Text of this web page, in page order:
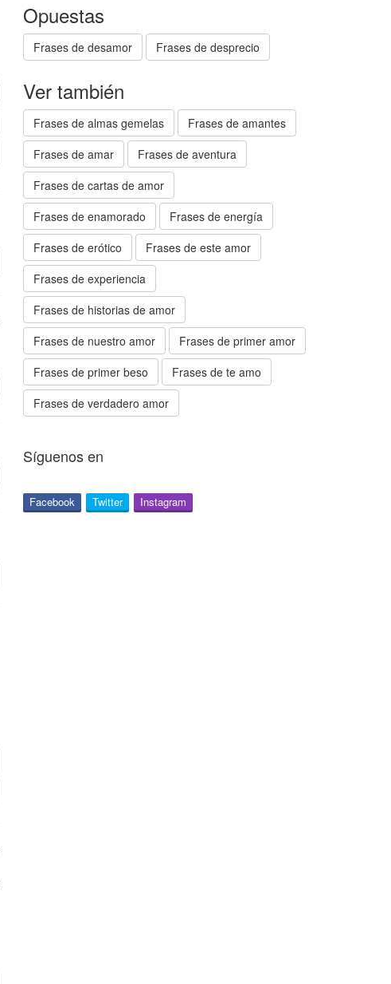
Opuestas
Frases de desamor Frases de desprecio
Ver también
Frases de almas gemelas
Frases de amantes
Frases de amar
Frases de aventura
Frases de cartas de amor
Frases de enamorado
Frases de energía
Frases de erótico
Frases de este amor
Frases de experiencia
Frases de historias de amor
Frases de nuestro amor
Frases de primer amor
Frases de primer beso
Frases de te amo
Frases de verdadero amor
Síguenos en
Facebook Twitter Instagram